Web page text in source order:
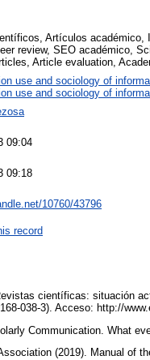
Artículos académico,
review, SEO académico,
Article evaluation,
use and sociology of
use and sociology of
09:04
09:18
10760/43796
record
científicas: situación
038-3). Acceso: http://
Communication. What
(2019). Manual of